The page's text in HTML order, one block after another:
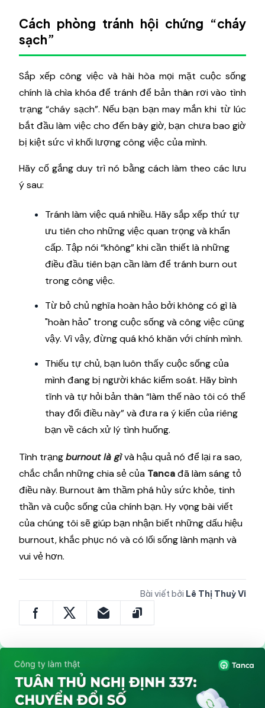
Cách phòng tránh hội chứng “cháy
sạch”
Sắp xếp công việc và hài hòa mọi mặt cuộc sống
chính là chìa khóa để tránh để bản thân rơi vào tình
trạng “cháy sạch”. Nếu bạn bạn may mắn khi từ lúc
bắt đầu làm việc cho đến bây giờ, bạn chưa bao giờ
bị kiệt sức vì khối lượng công việc của mình.
Hãy cố gắng duy trì nó bằng cách làm theo các lưu
ý sau:
Tránh làm việc quá nhiều. Hãy sắp xếp thứ tự
ưu tiên cho những việc quan trọng và khẩn
cấp. Tập nói “không” khi cần thiết là những
điều đầu tiên bạn cần làm để tránh burn out
trong công việc.
Từ bỏ chủ nghĩa hoàn hảo bởi không có gì là
"hoàn hảo" trong cuộc sống và công việc cũng
vậy. Vì vậy, đừng quá khó khăn với chính mình.
Thiếu tự chủ, bạn luôn thấy cuộc sống của
mình đang bị người khác kiểm soát. Hãy bình
tĩnh và tự hỏi bản thân “làm thế nào tôi có thể
thay đổi điều này” và đưa ra ý kiến của riêng
bạn về cách xử lý tình huống.
Tình trạngburnout là gìvà hậu quả nó để lại ra sao,
chắc chắn những chia sẻ của Tancađã làm sáng tỏ
điều này. Burnout âm thầm phá hủy sức khỏe, tinh
thần và cuộc sống của chính bạn. Hy vọng bài viết
của chúng tôi sẽ giúp bạn nhận biết những dấu hiệu
burnout, khắc phục nó và có lối sống lành mạnh và
vui vẻ hơn.
Bài viết bởi Lê Thị Thuỳ Vi